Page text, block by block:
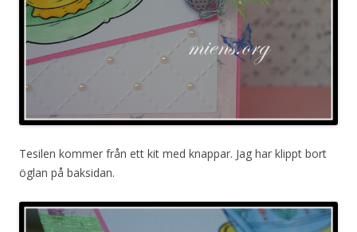
Tesilen kommer från ett kit med knappar. Jag har klippt bort
öglan på baksidan.